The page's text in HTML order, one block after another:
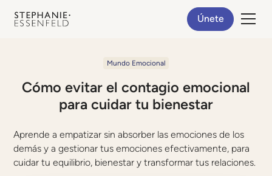
Únete
Mundo Emocional
Cómo evitar el contagio emocional
para cuidar tu bienestar
Aprende a empatizar sin absorber las emociones de los
demás y a gestionar tus emociones efectivamente, para
cuidar tu equilibrio, bienestar y transformar tus relaciones.